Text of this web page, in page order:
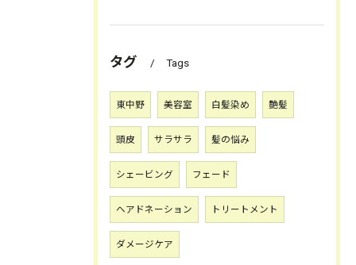
タグ Tags
東中野 美容室 白髪染め 艶髪
頭皮 サラサラ 髪の悩み
シェービング フェード
ヘアドネーション トリートメント
ダメージケア